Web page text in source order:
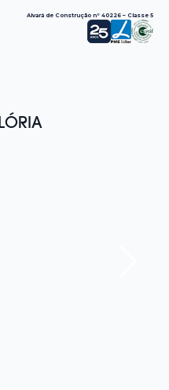
Alvará de Construção nº 40226 – Classe 5